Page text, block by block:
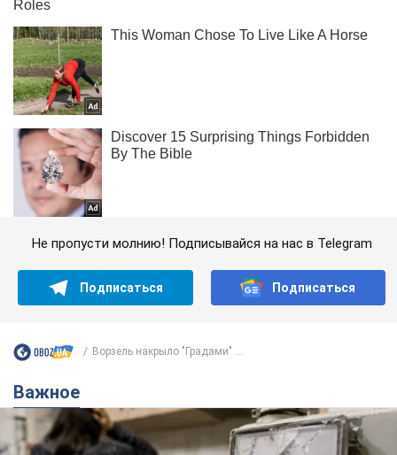
Не пропусти молнию! Подписывайся на нас в Telegram
Подписаться Подписаться
Ворзель накрыло "Градами" ...
Важное